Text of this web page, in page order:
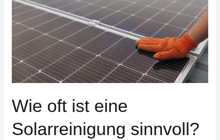
Wie oft ist eine
Solarreinigung sinnvoll?
eine
Solarreinigung
sinnvoll?